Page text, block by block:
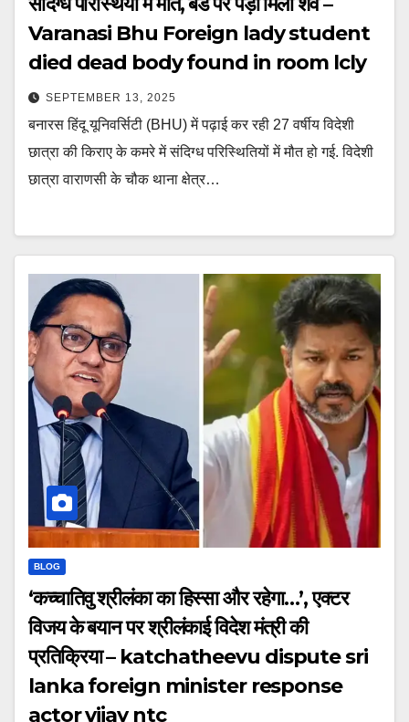
Varanasi Bhu Foreign lady student
died dead body found in room lcly
SEPTEMBER 13, 2025
बनारस हिंदू यूनिवर्सिटी (BHU) में पढ़ाई कर रही 27 वर्षीय विदेशी
छात्रा की किराए के कमरे में संदिग्ध परिस्थितियों में मौत हो गई. विदेशी
छात्रा वाराणसी के चौक थाना क्षेत्र…
BLOG
‘कच्चातिवु श्रीलंका का हिस्सा और रहेगा…’, एक्टर
विजय के बयान पर श्रीलंकाई विदेश मंत्री की
प्रतिक्रिया – katchatheevu dispute sri
lanka foreign minister response
actor vijay ntc